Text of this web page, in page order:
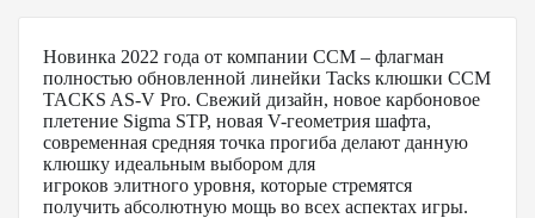
Новинка 2022 года от компании CCM – флагман
полностью обновленной линейки Tacks клюшки CCM
TACKS AS-V Pro. Свежий дизайн, новое карбоновое
плетение Sigma STP, новая V-геометрия шафта,
современная средняя точка прогиба делают данную
клюшку идеальным выбором для
игроков элитного уровня, которые стремятся
получить абсолютную мощь во всех аспектах игры.